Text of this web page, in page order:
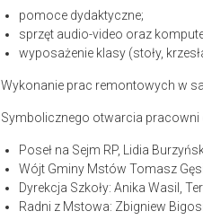
pomoce dydaktyczne;
sprzęt audio-video oraz
wyposażenie klasy (stoły,
Wykonanie prac remontowych w
Symbolicznego otwarcia pracowni
Poseł na Sejm RP, Lidia
Wójt Gminy Mstów Tomasz
Dyrekcja Szkoły: Anika Wasil,
Radni z Mstowa: Zbigniew